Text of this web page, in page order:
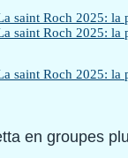
en groupes